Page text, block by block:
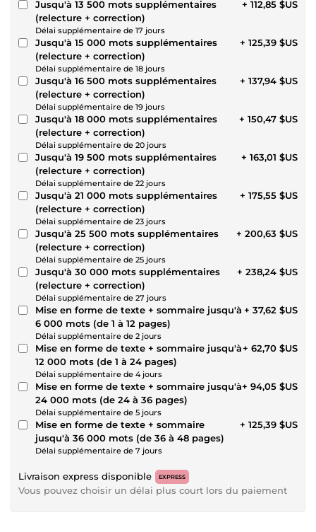
Jusqu'à 13 500 mots supplémentaires
(relecture + correction)
Délai supplémentaire de 17 jours
+ 112,85 $US
Jusqu'à 15 000 mots supplémentaires
(relecture + correction)
Délai supplémentaire de 18 jours
+ 125,39 $US
Jusqu'à 16 500 mots supplémentaires
(relecture + correction)
Délai supplémentaire de 19 jours
+ 137,94 $US
Jusqu'à 18 000 mots supplémentaires
(relecture + correction)
Délai supplémentaire de 20 jours
+ 150,47 $US
Jusqu'à 19 500 mots supplémentaires
(relecture + correction)
Délai supplémentaire de 22 jours
+ 163,01 $US
Jusqu'à 21 000 mots supplémentaires
(relecture + correction)
Délai supplémentaire de 23 jours
+ 175,55 $US
Jusqu'à 25 500 mots supplémentaires
(relecture + correction)
Délai supplémentaire de 25 jours
+ 200,63 $US
Jusqu'à 30 000 mots supplémentaires
(relecture + correction)
Délai supplémentaire de 27 jours
+ 238,24 $US
Mise en forme de texte + sommaire jusqu'à
6 000 mots (de 1 à 12 pages)
Délai supplémentaire de 2 jours
+ 37,62 $US
Mise en forme de texte + sommaire jusqu'à
12 000 mots (de 1 à 24 pages)
Délai supplémentaire de 4 jours
+ 62,70 $US
Mise en forme de texte + sommaire jusqu'à
24 000 mots (de 24 à 36 pages)
Délai supplémentaire de 5 jours
+ 94,05 $US
Mise en forme de texte + sommaire
jusqu'à 36 000 mots (de 36 à 48 pages)
Délai supplémentaire de 7 jours
+ 125,39 $US
Livraison express disponible EXPRESS
Vous pouvez choisir un délai plus court lors du paiement